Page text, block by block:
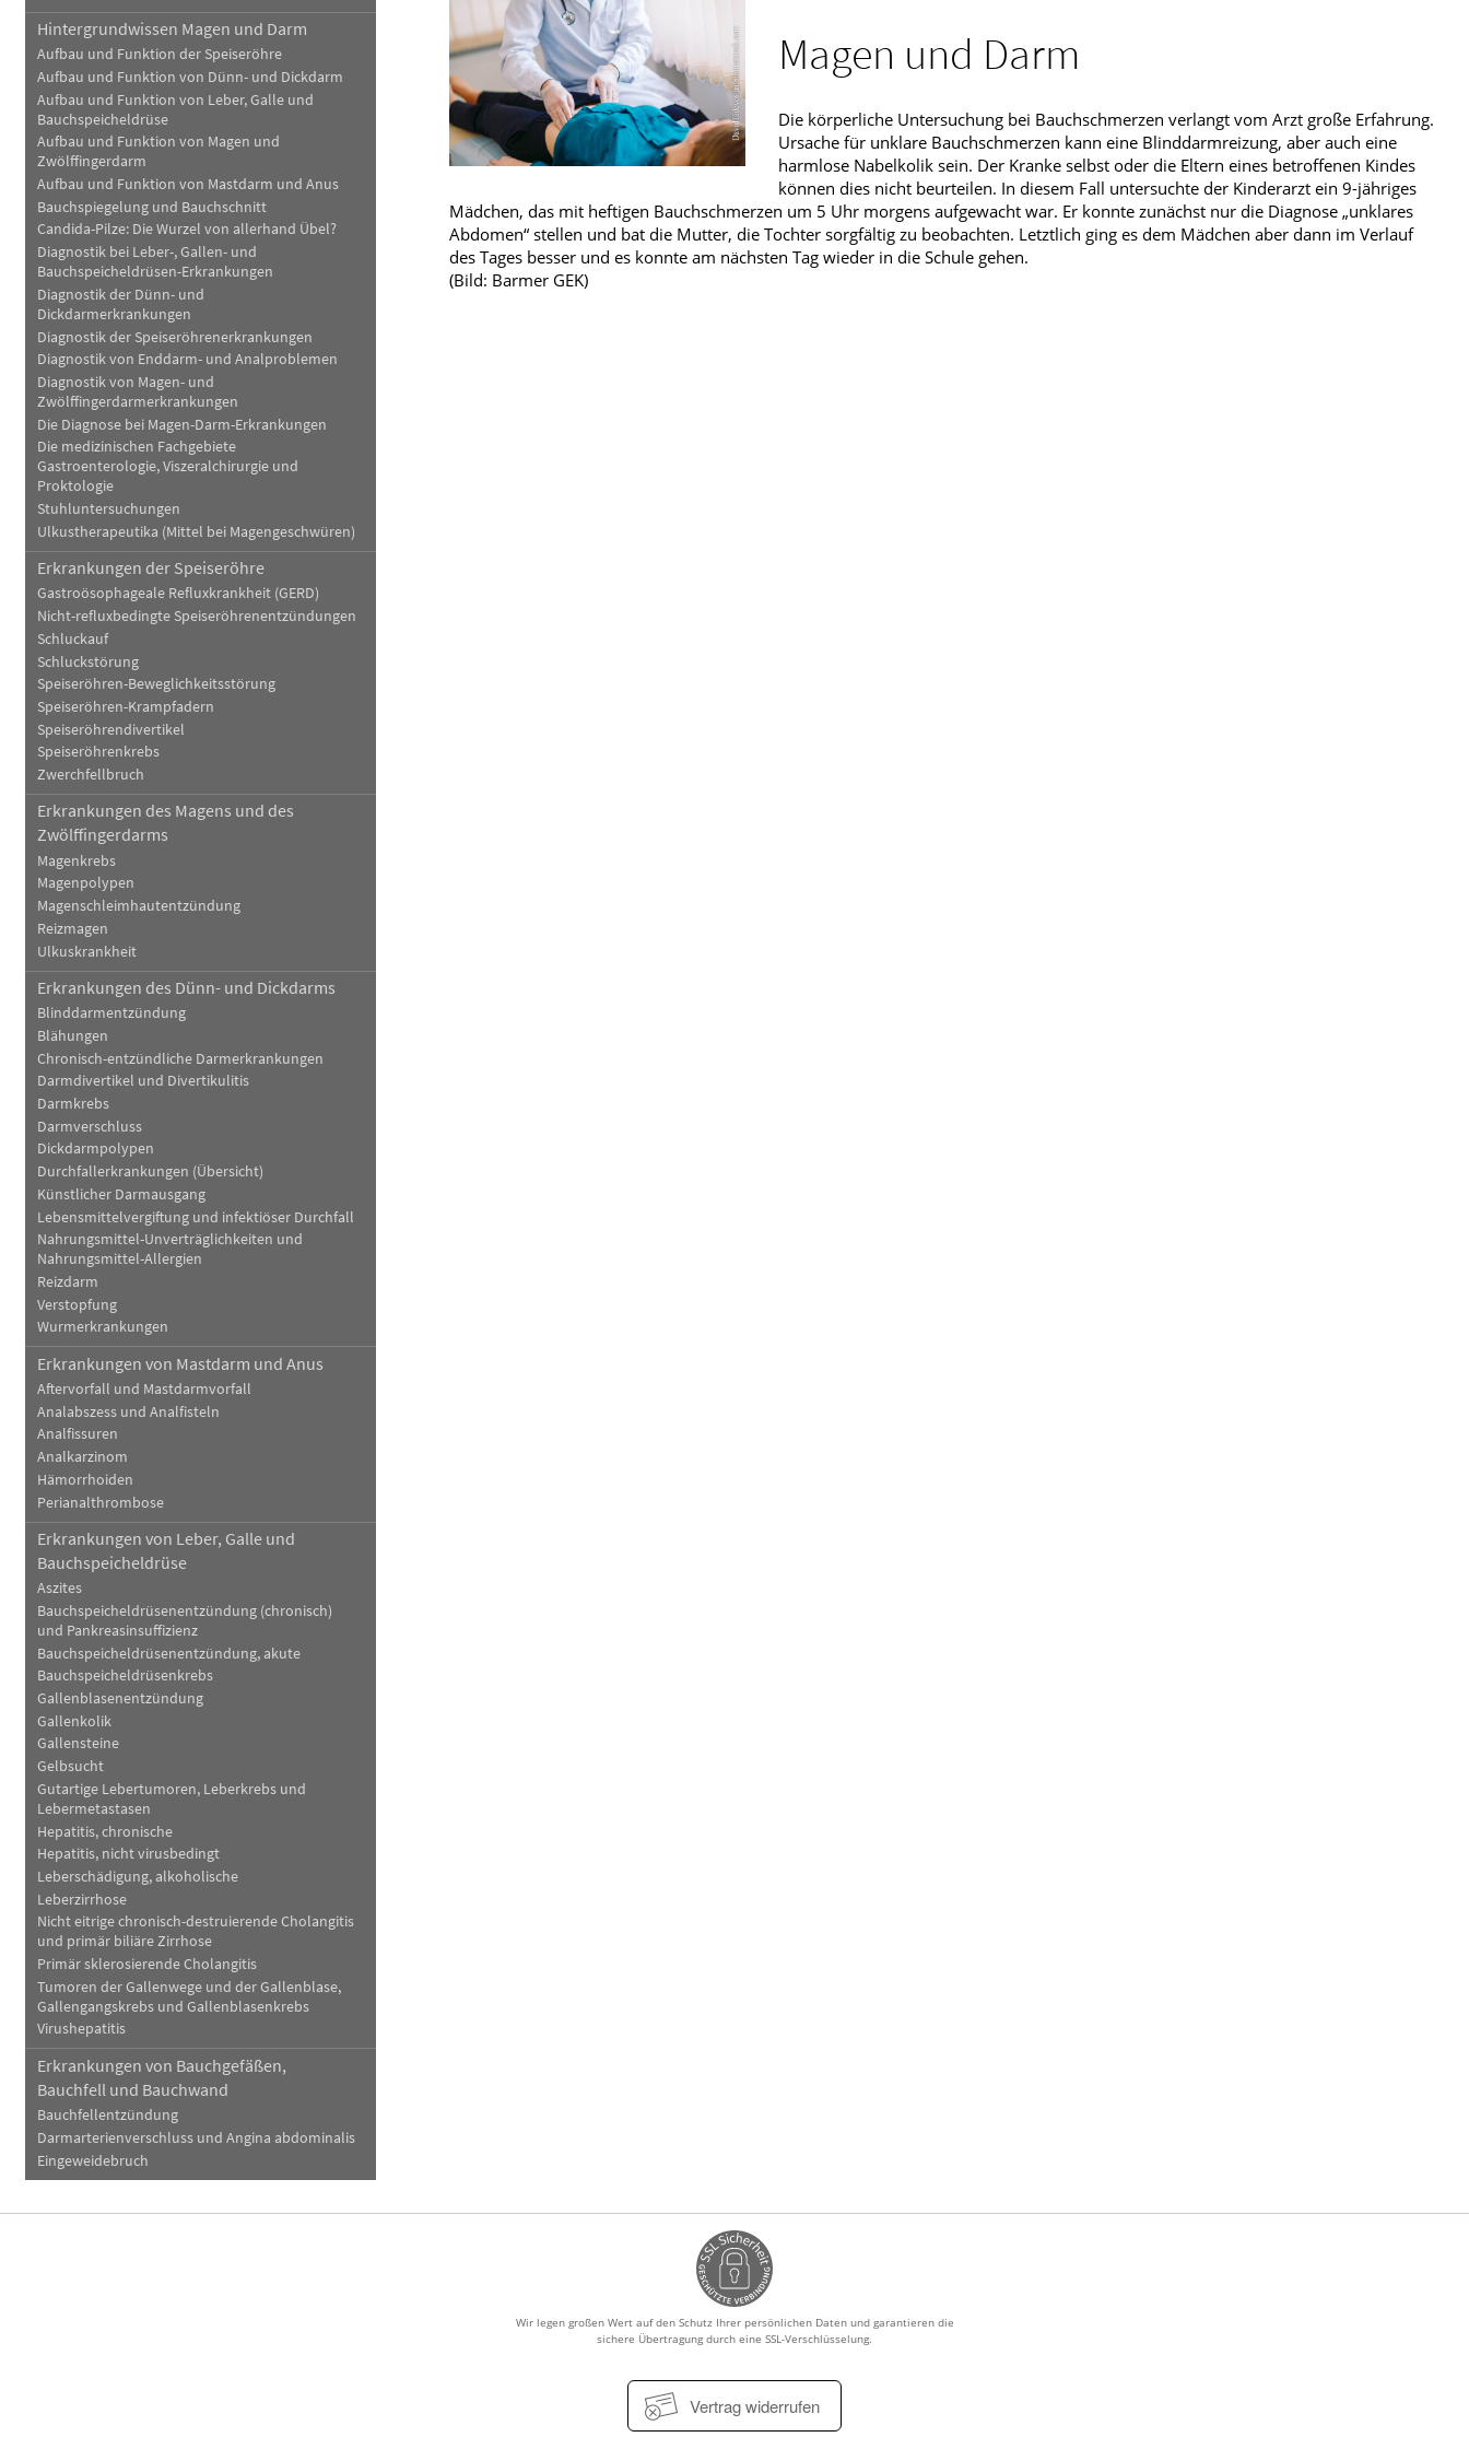
Schwerpunkt Phytotherapie
Verleih
Bargeldlose Zahlung
Schwerpunkt Haut
Blut, Krebs und Infektionen
Haut, Haare und Nägel
Psychische Erkrankungen
Schmerz- und Schlafmedizin
Frauenkrankheiten
Männerkrankheiten
Hintergrundwissen Magen und Darm
Aufbau und Funktion der Speiseröhre
Aufbau und Funktion von Dünn- und Dickdarm
Aufbau und Funktion von Leber, Galle und
Bauchspeicheldrüse
Aufbau und Funktion von Magen und
Zwölffingerdarm
Aufbau und Funktion von Mastdarm und Anus
Bauchspiegelung und Bauchschnitt
Candida-Pilze: Die Wurzel von allerhand Übel?
Diagnostik bei Leber-, Gallen- und
Bauchspeicheldrüsen-Erkrankungen
Diagnostik der Dünn- und
Dickdarmerkrankungen
Diagnostik der Speiseröhrenerkrankungen
Diagnostik von Enddarm- und Analproblemen
Diagnostik von Magen- und
Zwölffingerdarmerkrankungen
Die Diagnose bei Magen-Darm-Erkrankungen
Die medizinischen Fachgebiete
Gastroenterologie, Viszeralchirurgie und
Proktologie
Stuhluntersuchungen
Ulkustherapeutika (Mittel bei Magengeschwüren)
Erkrankungen der Speiseröhre
Gastroösophageale Refluxkrankheit (GERD)
Nicht-refluxbedingte Speiseröhrenentzündungen
Schluckauf
Schluckstörung
Speiseröhren-Beweglichkeitsstörung
Speiseröhren-Krampfadern
Speiseröhrendivertikel
Speiseröhrenkrebs
Zwerchfellbruch
Erkrankungen des Magens und des
Zwölffingerdarms
Magenkrebs
Magenpolypen
Magenschleimhautentzündung
Reizmagen
Ulkuskrankheit
Erkrankungen des Dünn- und Dickdarms
Blinddarmentzündung
Blähungen
Chronisch-entzündliche Darmerkrankungen
Darmdivertikel und Divertikulitis
Darmkrebs
Darmverschluss
Dickdarmpolypen
Durchfallerkrankungen (Übersicht)
Künstlicher Darmausgang
Lebensmittelvergiftung und infektiöser Durchfall
Nahrungsmittel-Unverträglichkeiten und
Nahrungsmittel-Allergien
Reizdarm
Verstopfung
Wurmerkrankungen
Erkrankungen von Mastdarm und Anus
Aftervorfall und Mastdarmvorfall
Analabszess und Analfisteln
Analfissuren
Analkarzinom
Hämorrhoiden
Perianalthrombose
Erkrankungen von Leber, Galle und
Bauchspeicheldrüse
Aszites
Bauchspeicheldrüsenentzündung (chronisch)
und Pankreasinsuffizienz
Bauchspeicheldrüsenentzündung, akute
Bauchspeicheldrüsenkrebs
Gallenblasenentzündung
Gallenkolik
Gallensteine
Gelbsucht
Gutartige Lebertumoren, Leberkrebs und
Lebermetastasen
Hepatitis, chronische
Hepatitis, nicht virusbedingt
Leberschädigung, alkoholische
Leberzirrhose
Nicht eitrige chronisch-destruierende Cholangitis
und primär biliäre Zirrhose
Primär sklerosierende Cholangitis
Tumoren der Gallenwege und der Gallenblase,
Gallengangskrebs und Gallenblasenkrebs
Virushepatitis
Erkrankungen von Bauchgefäßen,
Bauchfell und Bauchwand
Bauchfellentzündung
Darmarterienverschluss und Angina abdominalis
Eingeweidebruch
Magen und Darm
Die körperliche Untersuchung bei Bauchschmerzen verlangt vom Arzt große Erfahrung.
Ursache für unklare Bauchschmerzen kann eine Blinddarmreizung, aber auch eine
harmlose Nabelkolik sein. Der Kranke selbst oder die Eltern eines betroffenen Kindes
können dies nicht beurteilen. In diesem Fall untersuchte der Kinderarzt ein 9-jähriges
Mädchen, das mit heftigen Bauchschmerzen um 5 Uhr morgens aufgewacht war. Er konnte zunächst nur die Diagnose „unklares
Abdomen“ stellen und bat die Mutter, die Tochter sorgfältig zu beobachten. Letztlich ging es dem Mädchen aber dann im Verlauf
des Tages besser und es konnte am nächsten Tag wieder in die Schule gehen.
(Bild: Barmer GEK)
Wir legen großen Wert auf den Schutz Ihrer persönlichen Daten und garantieren die
sichere Übertragung durch eine SSL-Verschlüsselung.
Vertrag widerrufen